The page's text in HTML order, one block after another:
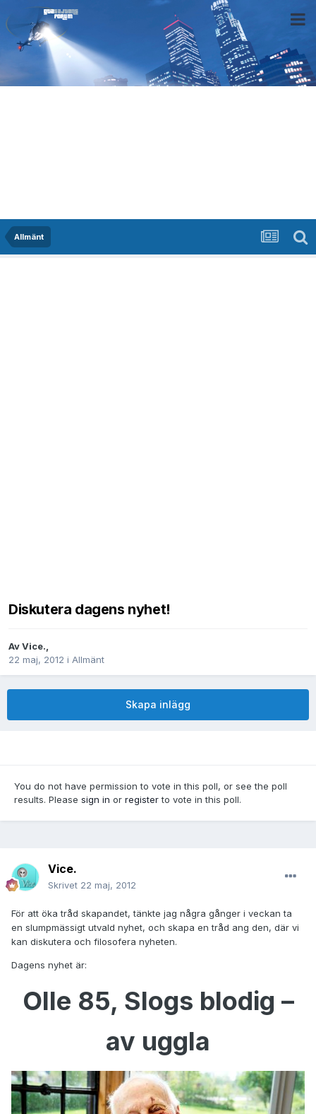
Allmänt
Diskutera dagens nyhet!
AvVice.,
22 maj, 2012 i Allmänt
Skapa inlägg
You do not have permission to vote in this poll, or see the poll
results. Please sign in or registerto vote in this poll.
Vice.
Skrivet 22 maj, 2012
För att öka tråd skapandet, tänkte jag några gånger i veckan ta
en slumpmässigt utvald nyhet, och skapa en tråd ang den, där vi
kan diskutera och filosofera nyheten.
Dagens nyhet är:
Olle 85, Slogs blodig –
av uggla